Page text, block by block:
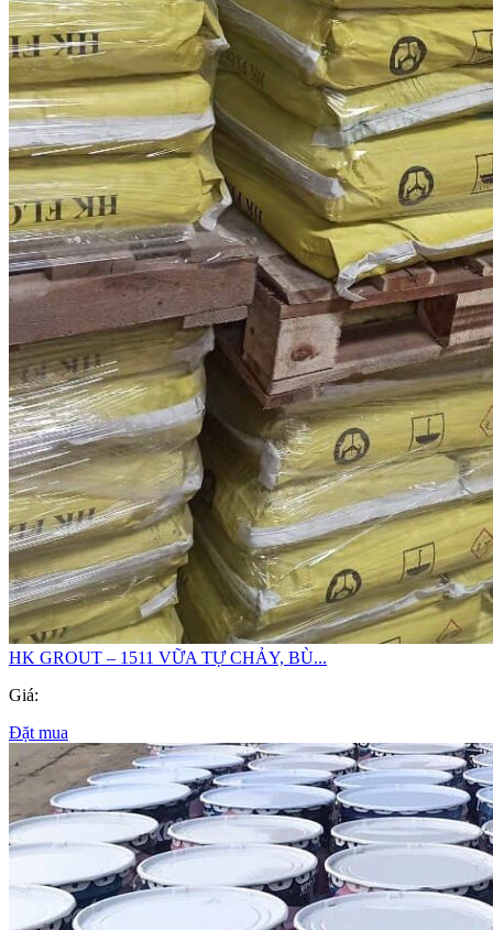
HK GROUT – 1511 VỮA TỰ CHẢY, BÙ...
Giá:
Đặt mua